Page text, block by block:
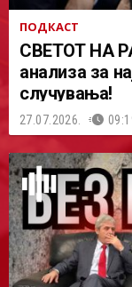
ПОДКАСТ
СВЕТОТ НА
анализа за
случувања!
27.07.2026.